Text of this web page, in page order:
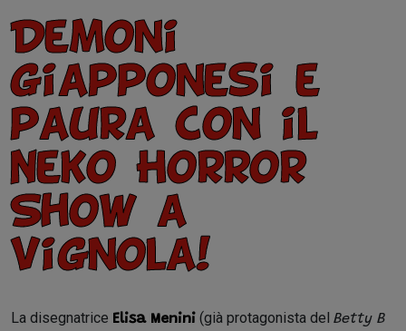
Demoni
giapponesi e
paura con il
Neko Horror
Show a
Vignola!
La disegnatrice Elisa Menini (già protagonista del Betty B